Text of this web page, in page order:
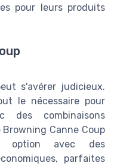
pour leurs produits
s'avérer judicieux.
le nécessaire pour
des combinaisons
Canne Coup
option avec des
parfaites